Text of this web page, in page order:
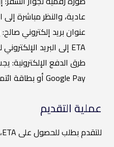
عادية، والنظر مباشرة إلى
عنوان بريد إلكتروني
ETA إلى البريد الإلكتروني لمقدم الطلب.
Google Pay أو بطاقة ائتمان أو بطاقة خصم.
عملية التقديم
للتقدم بطلب للحصول على ETA، اتبع الخطوات التالية: